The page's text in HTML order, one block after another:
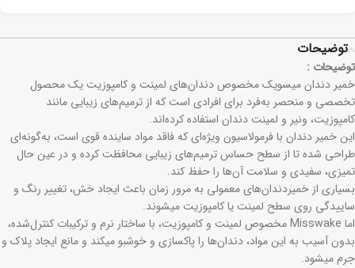
توضیحات
توضیحات :
خمیر دندان میسویک مخصوص دندان‌های لمینت و کامپوزیت یک محصول
تخصصی و منحصر به‌فرد برای افرادی است که از ترمیم‌های زیبایی مانند
کامپوزیت، ونیر و لمینت دندان استفاده کرده‌اند.
این خمیر دندان با فرمولاسیون ویژه‌ای که فاقد مواد ساینده قوی است، به‌گونه‌ای
طراحی شده تا از سطح حساس ترمیم‌های زیبایی محافظت کرده و در عین حال
تمیزی، سفیدی و سلامت آن‌ها را حفظ کند.
بسیاری از خمیردندان‌های معمولی به مرور زمان باعث ایجاد خش، تغییر رنگ و
ساییدگی روی سطح لمینت یا کامپوزیت میشوند.
اما Misswake مخصوص لمینت و کامپوزیت، با ساختار نرم و ترکیبات کنترل‌شده،
بدون آسیب به این مواد، دندان‌ها را پاکسازی و خوشبو میکند و مانع ایجاد پلاک و
جرم میشود.